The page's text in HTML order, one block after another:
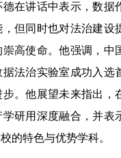
讲话中表示，数据
但同时也对法治建设
高使命。他强调，
法治实验室成功入
。他展望未来指出
研用深度融合，并
的特色与优势学科。